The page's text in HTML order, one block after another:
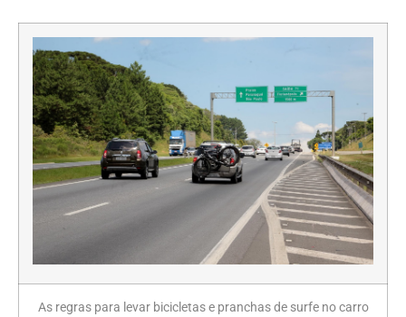
As regras para levar bicicletas e pranchas de surfe no carro